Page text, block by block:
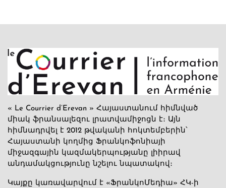
« Le Courrier d’Erevan » Հայաստանում հիմնված
միակ ֆրանսալեզու լրատվամիջոցն է։ Այն
հիմնադրվել է 2012 թվականի հոկտեմբերին՝
Հայաստանի կողմից Ֆրանկոֆոնիայի
միջազգային կազմակերպությանը լիիրավ
անդամակցությունը նշելու նպատակով։
Կայքը կառավարվում է «ՖրանկոՄեդիա» ՀԿ-ի